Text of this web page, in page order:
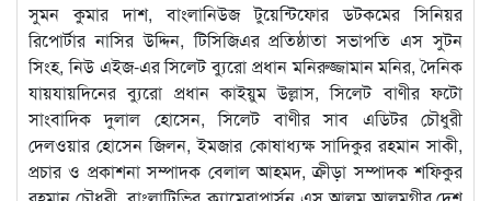
সুমন কুমার দাশ, বাংলানিউজ টুয়েন্টিফোর ডটকমের সিনিয়র
রিপোর্টার নাসির উদ্দিন, টিসিজিএর প্রতিষ্ঠাতা সভাপতি এস সুটন
সিংহ, নিউ এইজ-এর সিলেট ব্যুরো প্রধান মনিরুজ্জামান মনির, দৈনিক
যায়যায়দিনের ব্যুরো প্রধান কাইয়ুম উল্লাস, সিলেট বাণীর ফটো
সাংবাদিক দুলাল হোসেন, সিলেট বাণীর সাব এডিটর চৌধুরী
দেলওয়ার হোসেন জিলন, ইমজার কোষাধ্যক্ষ সাদিকুর রহমান সাকী,
প্রচার ও প্রকাশনা সম্পাদক বেলাল আহমদ, ক্রীড়া সম্পাদক শফিকুর